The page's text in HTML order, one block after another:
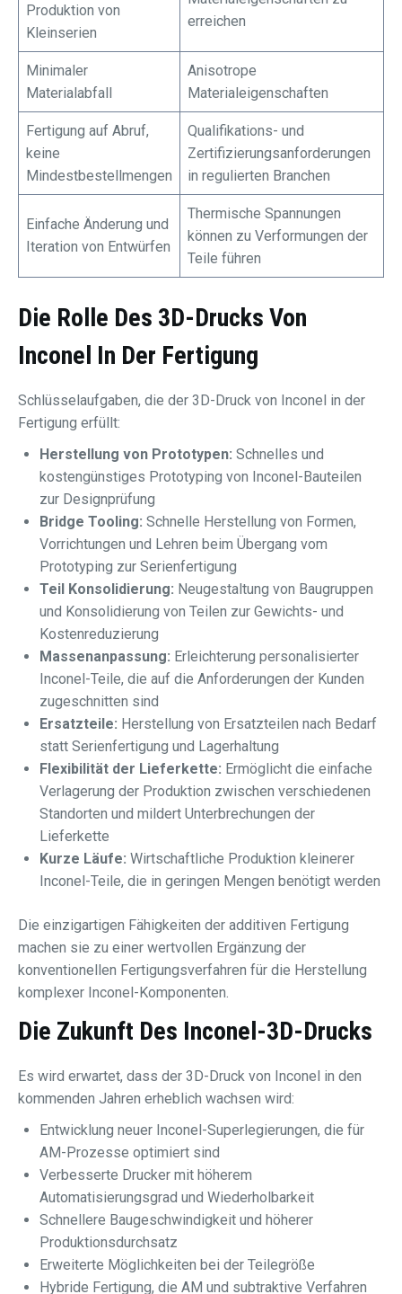
Produktion von
Kleinserien
erreichen
Minimaler
Materialabfall
Anisotrope
Materialeigenschaften
Fertigung auf Abruf,
keine
Mindestbestellmengen
Qualifikations- und
Zertifizierungsanforderungen
in regulierten Branchen
Einfache Änderung und
Iteration von Entwürfen
Thermische Spannungen
können zu Verformungen der
Teile führen
Die Rolle Des 3D-Drucks Von
Inconel In Der Fertigung
Schlüsselaufgaben, die der 3D-Druck von Inconel in der
Fertigung erfüllt:
Herstellung von Prototypen: Schnelles und
kostengünstiges Prototyping von Inconel-Bauteilen
zur Designprüfung
Bridge Tooling: Schnelle Herstellung von Formen,
Vorrichtungen und Lehren beim Übergang vom
Prototyping zur Serienfertigung
Teil Konsolidierung: Neugestaltung von Baugruppen
und Konsolidierung von Teilen zur Gewichts- und
Kostenreduzierung
Massenanpassung: Erleichterung personalisierter
Inconel-Teile, die auf die Anforderungen der Kunden
zugeschnitten sind
Ersatzteile: Herstellung von Ersatzteilen nach Bedarf
statt Serienfertigung und Lagerhaltung
Flexibilität der Lieferkette: Ermöglicht die einfache
Verlagerung der Produktion zwischen verschiedenen
Standorten und mildert Unterbrechungen der
Lieferkette
Kurze Läufe: Wirtschaftliche Produktion kleinerer
Inconel-Teile, die in geringen Mengen benötigt werden
Die einzigartigen Fähigkeiten der additiven Fertigung
machen sie zu einer wertvollen Ergänzung der
konventionellen Fertigungsverfahren für die Herstellung
komplexer Inconel-Komponenten.
Die Zukunft Des Inconel-3D-Drucks
Es wird erwartet, dass der 3D-Druck von Inconel in den
kommenden Jahren erheblich wachsen wird:
Entwicklung neuer Inconel-Superlegierungen, die für
AM-Prozesse optimiert sind
Verbesserte Drucker mit höherem
Automatisierungsgrad und Wiederholbarkeit
Schnellere Baugeschwindigkeit und höherer
Produktionsdurchsatz
Erweiterte Möglichkeiten bei der Teilegröße
Hybride Fertigung, die AM und subtraktive Verfahren